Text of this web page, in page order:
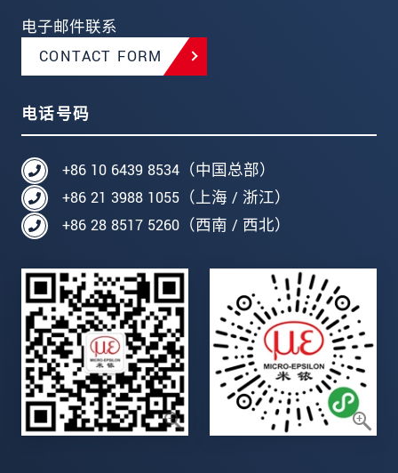
电子邮件联系
CONTACT FORM
电话号码
+86 10 6439 8534（中国总部）
+86 21 3988 1055（上海 / 浙江）
+86 28 8517 5260（西南 / 西北）